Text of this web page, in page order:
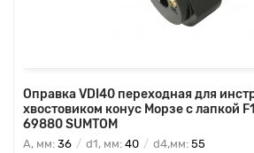
Оправка VDI40 переходная для
хвостовиком конус Морзе с лапкой
69880 SUMTOM
A, мм: 36 d1, мм: 40 d4,мм: 55